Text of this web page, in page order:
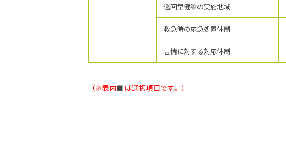
巡回型健診の実施地域
救急時の応急処置体制
苦情に対する対応体制
（※表内 は選択項目です。）